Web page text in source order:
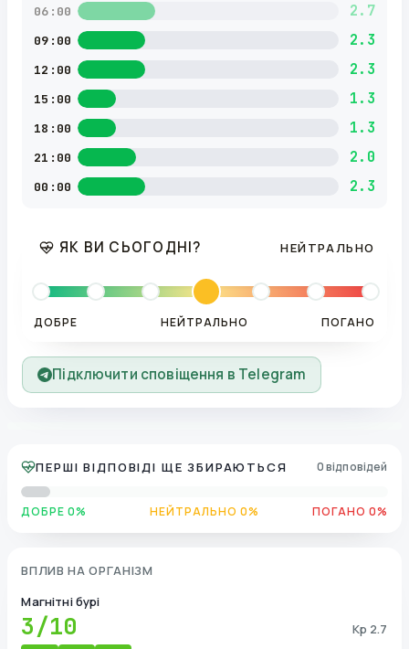
06:00 2.7
09:00 2.3
12:00 2.3
15:00 1.3
18:00 1.3
21:00 2.0
00:00 2.3
ЯК ВИ СЬОГОДНІ? НЕЙТРАЛЬНО
ДОБРЕ НЕЙТРАЛЬНО ПОГАНО
Підключити сповіщення в Telegram
ПЕРШІ ВІДПОВІДІ ЩЕ ЗБИРАЮТЬСЯ 0 відповідей
ДОБРЕ 0% НЕЙТРАЛЬНО 0% ПОГАНО 0%
ВПЛИВ НА ОРГАНІЗМ
Магнітні бурі
3/10 Kp 2.7